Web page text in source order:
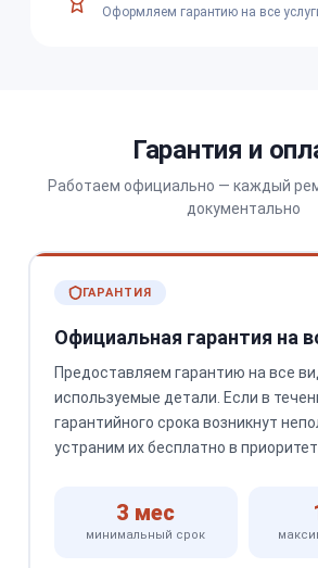
Оформляем гарантию на все
Гарантия и
Работаем официально — каждый
документально
ГАРАНТИЯ
Официальная гарантия на
Предоставляем гарантию на все
используемые детали. Если в
гарантийного срока возникнут
устраним их бесплатно в
3 мес
минимальный срок